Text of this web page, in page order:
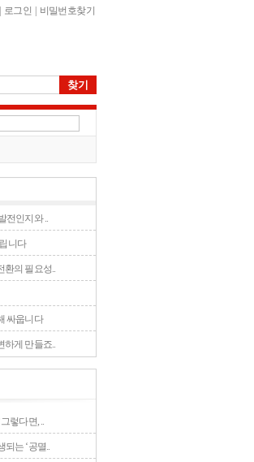
로그인 비밀번호찾기
전인지와 ..
니다
환의 필요성..
싸웁니다
하게 만들죠..
렇다면, ..
되는 ‘공멸..